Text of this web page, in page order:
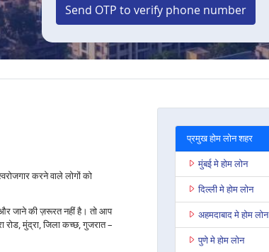
Send OTP to verify phone number
करने वाले लोगों को
जाने की ज़रूरत नहीं है। तो आप
मुंद्रा, जिला कच्छ, गुजरात –
प्रमुख होम लोन शहर
मुंबई मे होम लोन
दिल्ली मे होम लोन
अहमदाबाद मे होम लोन
पुणे मे होम लोन